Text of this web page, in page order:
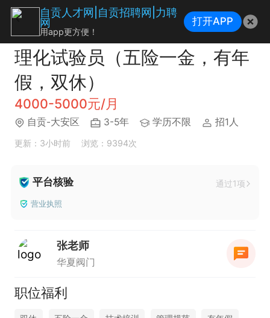
理化试验员（五险一金，有年
假，双休）
4000-5000元/月
自贡-大安区 3-5年 学历不限 招1人
更新：3小时前 浏览：9394次
平台核验 通过1项
营业执照
张老师
华夏阀门
职位福利
自贡人才网|自贡招聘网|力聘
网
用app更方便！
打开APP